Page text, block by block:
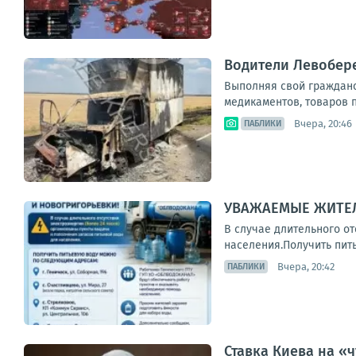
Водители
Выполняя свой
медикаментов, товаров
ПАБЛИКИ Вчера, 20:46
УВАЖАЕМЫЕ
В случае длительного
населения.Получить
ПАБЛИКИ Вчера, 20:42
Ставка Киева на